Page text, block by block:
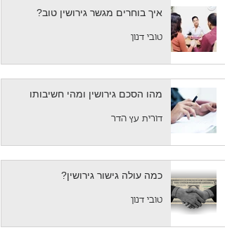
איך בוחרים מגשר גירושין טוב?
טובי דנון
מהו הסכם גירושין ומהי חשיבותו
דורית עץ הדר
כמה עולה גישור גירושין?
טובי דנון